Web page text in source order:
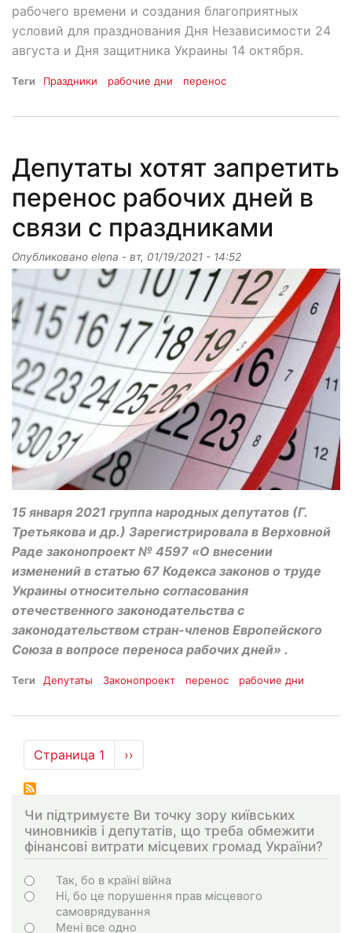
рабочего времени и создания благоприятных
условий для празднования Дня Независимости 24
августа и Дня защитника Украины 14 октября.
Теги Праздники рабочие дни перенос
Депутаты хотят запретить
перенос рабочих дней в
связи с праздниками
Опубликовано elena - вт, 01/19/2021 - 14:52
15 января 2021 группа народных депутатов (Г.
Третьякова и др.) Зарегистрировала в Верховной
Раде законопроект № 4597 «О внесении
изменений в статью 67 Кодекса законов о труде
Украины относительно согласования
отечественного законодательства с
законодательством стран-членов Европейского
Союза в вопросе переноса рабочих дней» .
Теги Депутаты Законопроект перенос рабочие дни
Нумерация
страниц
Страница 1
Следующая
страница
››
Чи підтримуєте Ви точку зору київських
чиновників і депутатів, що треба обмежити
фінансові витрати місцевих громад України?
Choices
Так, бо в країні війна
Ні, бо це порушення прав місцевого
самоврядування
Мені все одно